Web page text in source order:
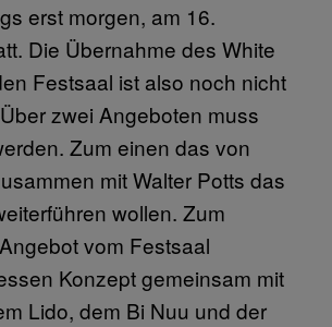
erst morgen, am 16.
Die Übernahme des White
Festsaal ist also noch nicht
zwei Angeboten muss
Zum einen das von
mit Walter Potts das
wollen. Zum
vom Festsaal
Konzept gemeinsam mit
Lido, dem Bi Nuu und der